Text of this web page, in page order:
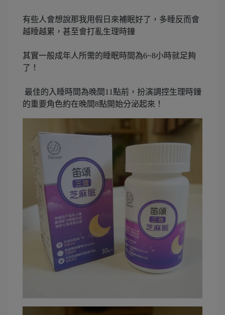
有些人會想說那我用假日來補眠好了，多睡反而會
越睡越累，甚至會打亂生理時鐘
其實一般成年人所需的睡眠時間為6~8小時就足夠
了！
最佳的入睡時間為晚間11點前，扮演調控生理時鐘
的重要角色約在晚間8點開始分泌起來！